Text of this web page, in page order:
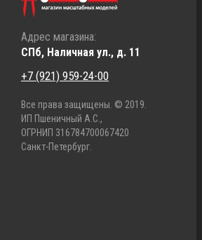
Адрес магазина:
СПб, Наличная ул., д. 11
+7 (921) 959-24-00
Все права защищены. © 2019.
ИП Пшеничный А.С.,
ОГРНИП 316784700067420
Санкт-Петербург.